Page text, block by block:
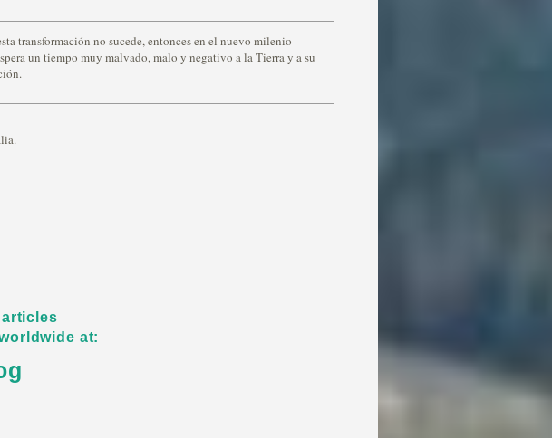
transformación no sucede, entonces en el nuevo milenio
un tiempo muy malvado, malo y negativo a la Tierra y a su
articles
at: